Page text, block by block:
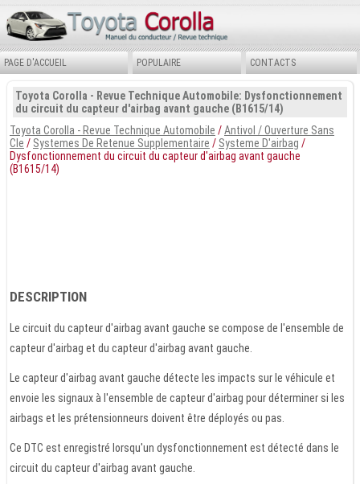
PAGE D'ACCUEIL POPULAIRE CONTACTS
Toyota Corolla - Revue Technique Automobile: Dysfonctionnement
du circuit du capteur d'airbag avant gauche (B1615/14)
Toyota Corolla - Revue Technique Automobile /Antivol / Ouverture Sans
Cle / Systemes De Retenue Supplementaire / Systeme D'airbag /
Dysfonctionnement du circuit du capteur d'airbag avant gauche
(B1615/14)
DESCRIPTION
Le circuit du capteur d'airbag avant gauche se compose de l'ensemble de
capteur d'airbag et du capteur d'airbag avant gauche.
Le capteur d'airbag avant gauche détecte les impacts sur le véhicule et
envoie les signaux à l'ensemble de capteur d'airbag pour déterminer si les
airbags et les prétensionneurs doivent être déployés ou pas.
Ce DTC est enregistré lorsqu'un dysfonctionnement est détecté dans le
circuit du capteur d'airbag avant gauche.